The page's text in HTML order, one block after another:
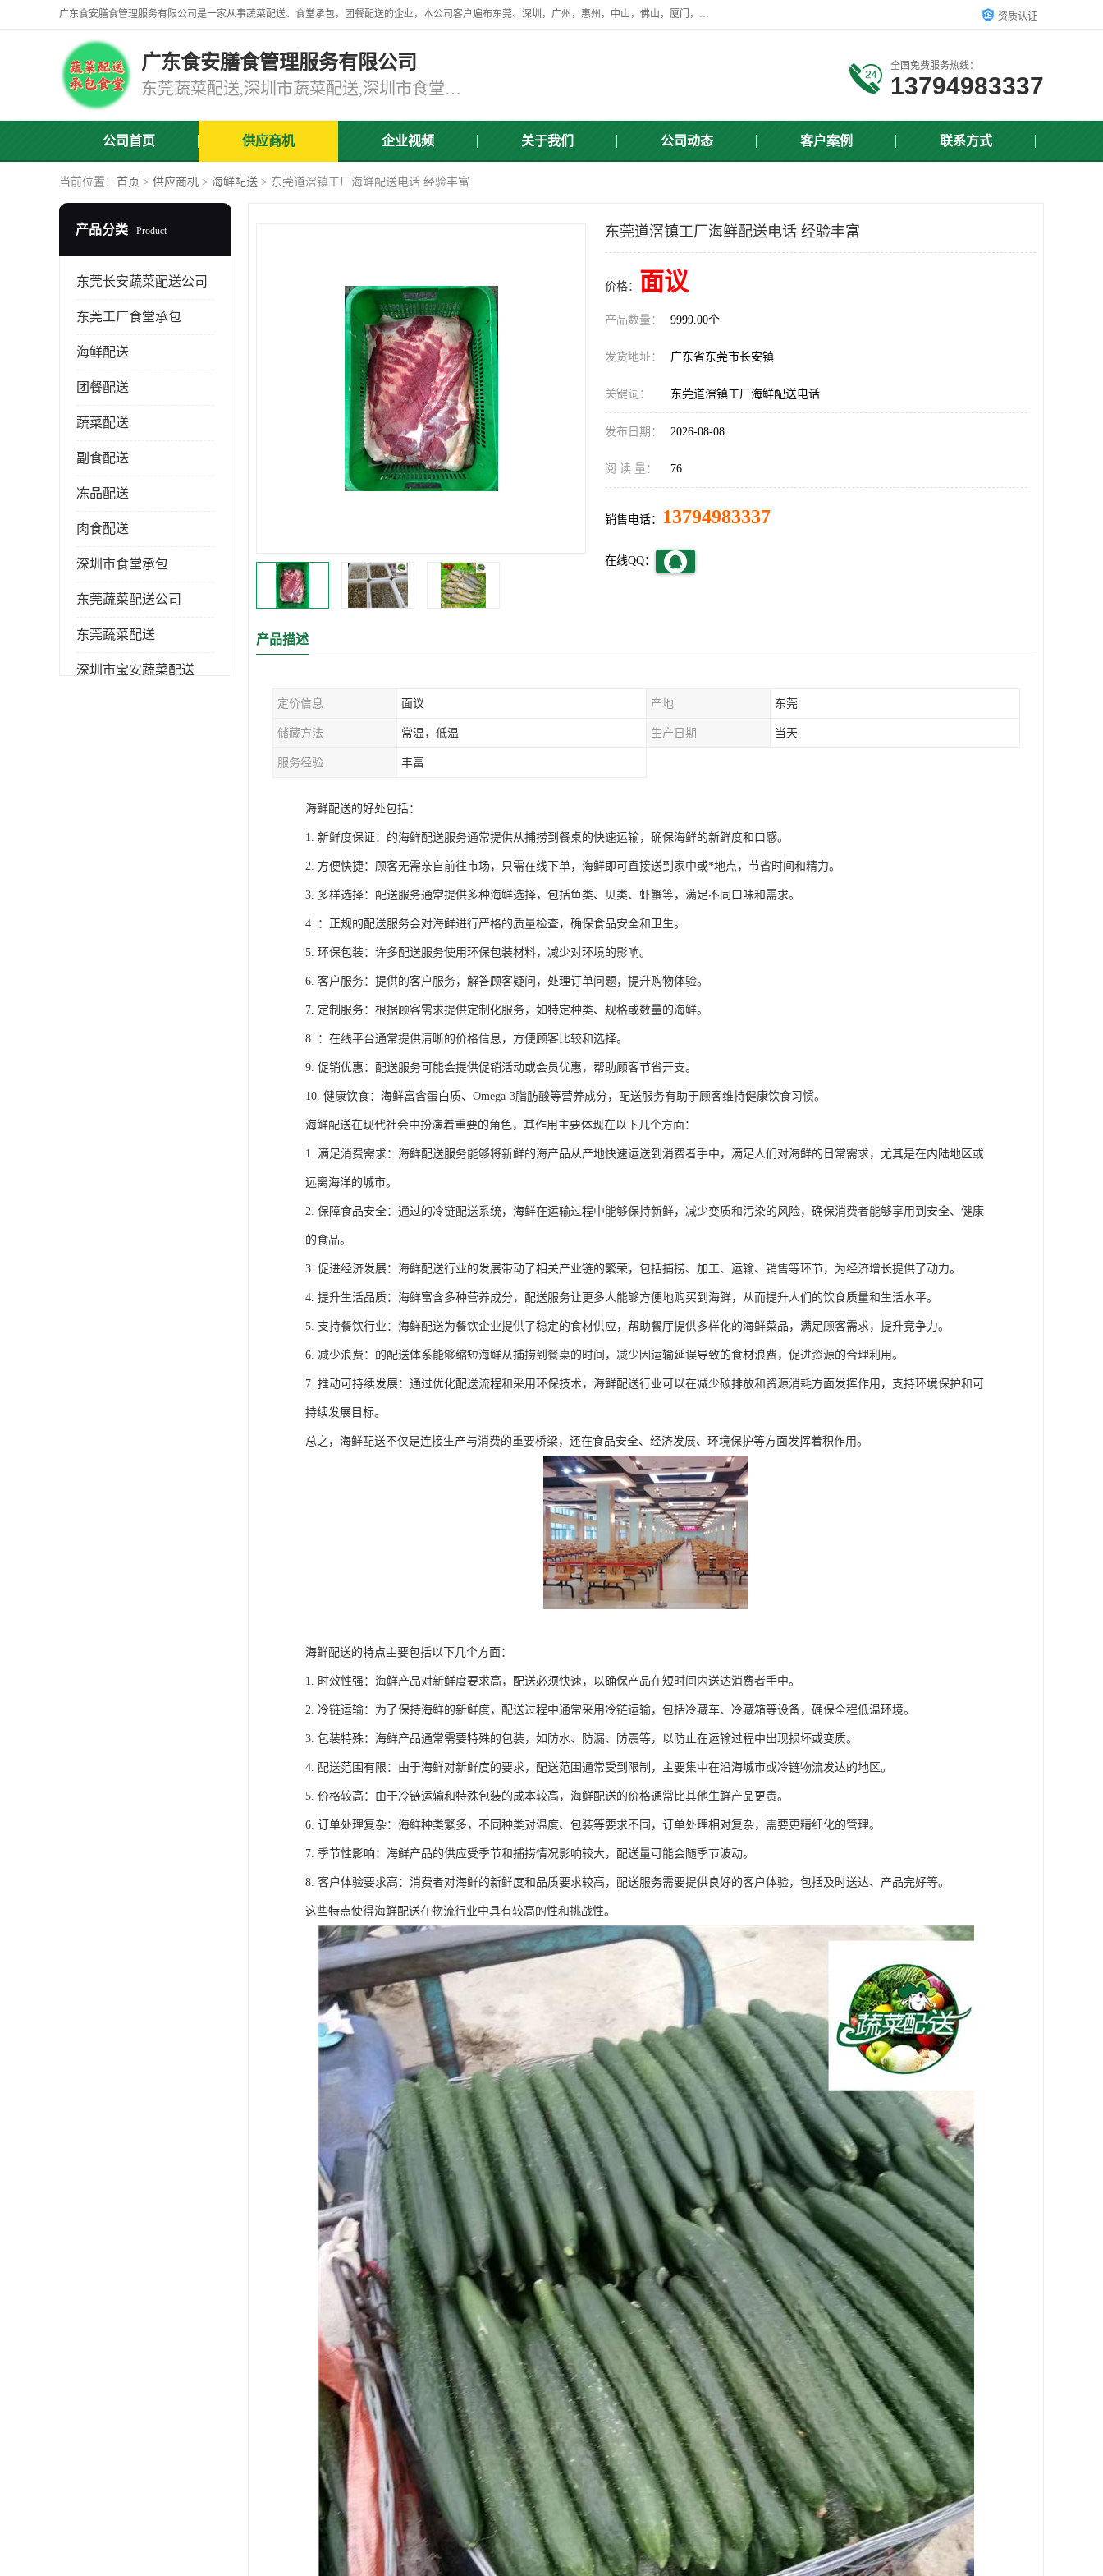
广东食安膳食管理服务有限公司是一家从事蔬菜配送、食堂承包，团餐配送的企业，本公司客户遍布东莞、深圳，广州，惠州，中山，佛山，厦门，肇庆，江门，清远等地，资质齐全，提供学校、工厂、医院、企业、地铁、大型超市、商场、单位、消防队、监狱食堂饭堂蔬菜配送，集新鲜蔬菜、新鲜肉类、粮油、瓜果 、干货 、水产、冻品、粮油、调味品、日用品、调味品及进口冷冻食品为主的原料供应商等为一体的化配送服务机构！ 资质认证
广东食安膳食管理服务有限公司
东莞蔬菜配送,深圳市蔬菜配送,深圳市食堂承包,深圳市宝安蔬菜配送,东莞工厂食堂承包,东莞蔬菜配送公司,东莞长安蔬菜配送公司
全国免费服务热线：
13794983337
公司首页 供应商机 企业视频 关于我们 公司动态 客户案例 联系方式
当前位置： 首页 > 供应商机 > 海鲜配送 > 东莞道滘镇工厂海鲜配送电话 经验丰富
产品分类 Product
东莞长安蔬菜配送公司
东莞工厂食堂承包
海鲜配送
团餐配送
蔬菜配送
副食配送
冻品配送
肉食配送
深圳市食堂承包
东莞蔬菜配送公司
东莞蔬菜配送
深圳市宝安蔬菜配送
东莞道滘镇工厂海鲜配送电话 经验丰富
价格： 面议
产品数量： 9999.00个
发货地址： 广东省东莞市长安镇
关键词： 东莞道滘镇工厂海鲜配送电话
发布日期： 2026-08-08
阅 读 量： 76
销售电话： 13794983337
在线QQ：
产品描述
定价信息 面议 产地 东莞
储藏方法 常温，低温 生产日期 当天
服务经验 丰富
海鲜配送的好处包括：
1. 新鲜度保证：的海鲜配送服务通常提供从捕捞到餐桌的快速运输，确保海鲜的新鲜度和口感。
2. 方便快捷：顾客无需亲自前往市场，只需在线下单，海鲜即可直接送到家中或*地点，节省时间和精力。
3. 多样选择：配送服务通常提供多种海鲜选择，包括鱼类、贝类、虾蟹等，满足不同口味和需求。
4. ：正规的配送服务会对海鲜进行严格的质量检查，确保食品安全和卫生。
5. 环保包装：许多配送服务使用环保包装材料，减少对环境的影响。
6. 客户服务：提供的客户服务，解答顾客疑问，处理订单问题，提升购物体验。
7. 定制服务：根据顾客需求提供定制化服务，如特定种类、规格或数量的海鲜。
8. ：在线平台通常提供清晰的价格信息，方便顾客比较和选择。
9. 促销优惠：配送服务可能会提供促销活动或会员优惠，帮助顾客节省开支。
10. 健康饮食：海鲜富含蛋白质、Omega-3脂肪酸等营养成分，配送服务有助于顾客维持健康饮食习惯。
海鲜配送在现代社会中扮演着重要的角色，其作用主要体现在以下几个方面：
1. 满足消费需求：海鲜配送服务能够将新鲜的海产品从产地快速运送到消费者手中，满足人们对海鲜的日常需求，尤其是在内陆地区或
远离海洋的城市。
2. 保障食品安全：通过的冷链配送系统，海鲜在运输过程中能够保持新鲜，减少变质和污染的风险，确保消费者能够享用到安全、健康
的食品。
3. 促进经济发展：海鲜配送行业的发展带动了相关产业链的繁荣，包括捕捞、加工、运输、销售等环节，为经济增长提供了动力。
4. 提升生活品质：海鲜富含多种营养成分，配送服务让更多人能够方便地购买到海鲜，从而提升人们的饮食质量和生活水平。
5. 支持餐饮行业：海鲜配送为餐饮企业提供了稳定的食材供应，帮助餐厅提供多样化的海鲜菜品，满足顾客需求，提升竞争力。
6. 减少浪费：的配送体系能够缩短海鲜从捕捞到餐桌的时间，减少因运输延误导致的食材浪费，促进资源的合理利用。
7. 推动可持续发展：通过优化配送流程和采用环保技术，海鲜配送行业可以在减少碳排放和资源消耗方面发挥作用，支持环境保护和可
持续发展目标。
总之，海鲜配送不仅是连接生产与消费的重要桥梁，还在食品安全、经济发展、环境保护等方面发挥着积作用。
海鲜配送的特点主要包括以下几个方面：
1. 时效性强：海鲜产品对新鲜度要求高，配送必须快速，以确保产品在短时间内送达消费者手中。
2. 冷链运输：为了保持海鲜的新鲜度，配送过程中通常采用冷链运输，包括冷藏车、冷藏箱等设备，确保全程低温环境。
3. 包装特殊：海鲜产品通常需要特殊的包装，如防水、防漏、防震等，以防止在运输过程中出现损坏或变质。
4. 配送范围有限：由于海鲜对新鲜度的要求，配送范围通常受到限制，主要集中在沿海城市或冷链物流发达的地区。
5. 价格较高：由于冷链运输和特殊包装的成本较高，海鲜配送的价格通常比其他生鲜产品更贵。
6. 订单处理复杂：海鲜种类繁多，不同种类对温度、包装等要求不同，订单处理相对复杂，需要更精细化的管理。
7. 季节性影响：海鲜产品的供应受季节和捕捞情况影响较大，配送量可能会随季节波动。
8. 客户体验要求高：消费者对海鲜的新鲜度和品质要求较高，配送服务需要提供良好的客户体验，包括及时送达、产品完好等。
这些特点使得海鲜配送在物流行业中具有较高的性和挑战性。